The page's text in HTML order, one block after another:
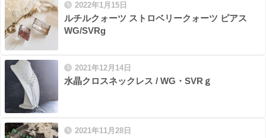
2022年1月15日
ルチルクォーツ ストロベリークォーツ ピアス
WG/SVRg
2021年12月14日
水晶クロスネックレス / WG・SVRｇ
2021年11月28日